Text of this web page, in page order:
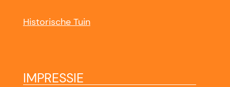
Historische Tuin
IMPRESSIE